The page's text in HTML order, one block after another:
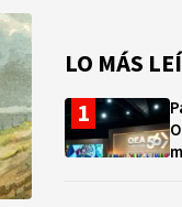
LO MÁS